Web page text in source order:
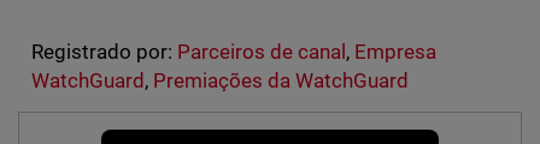
Registrado por: Parceiros de canal , Empresa
WatchGuard , Premiações da WatchGuard